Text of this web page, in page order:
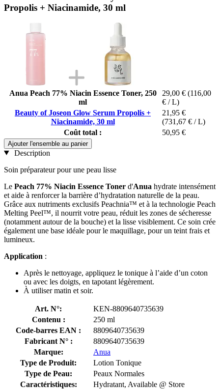
Propolis + Niacinamide, 30 ml
Anua Peach 77% Niacin Essence Toner, 250
ml
29,00 € (116,00
€ / L)
Beauty of Joseon Glow Serum Propolis +
Niacinamide, 30 ml
21,95 €
(731,67 € / L)
Coût total :
50,95 €
Ajouter l'ensemble au panier
Description
Soin préparateur pour une peau lisse
Le Peach 77% Niacin Essence Toner d'Anua hydrate intensément
et aide à renforcer la barrière d’hydratation naturelle de la peau.
Grâce aux nutriments exclusifs Peachnia™ et à la technologie Peach
Melting Peel™, il nourrit votre peau, réduit les zones de sécheresse
(notamment autour de la bouche) et la lisse visiblement. Ce soin crée
également une base idéale pour le maquillage, pour un teint frais et
lumineux.
Application :
Après le nettoyage, appliquez le tonique à l’aide d’un coton
ou avec les doigts, en tapotant légèrement.
À utiliser matin et soir.
Art. N°:
KEN-8809640735639
Contenu :
250 ml
Code-barres EAN :
8809640735639
Fabricant N° :
8809640735639
Marque:
Anua
Type de Produit:
Lotion Tonique
Type de Peau:
Peaux Normales
Caractéristiques:
Hydratant, Available @ Store